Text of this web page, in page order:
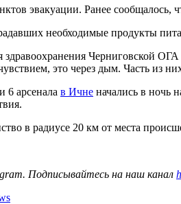
эвакуации. Ранее сообщалось,
необходимые продукты
здравоохранения Черниговской
это через дым. Часть из
6 арсенала в Ичне начались в ночь
в радиусе 20 км от места
Подписывайтесь на наш канал